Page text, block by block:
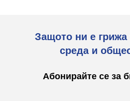
Защото ни е грижа
среда и
Абонирайте се за